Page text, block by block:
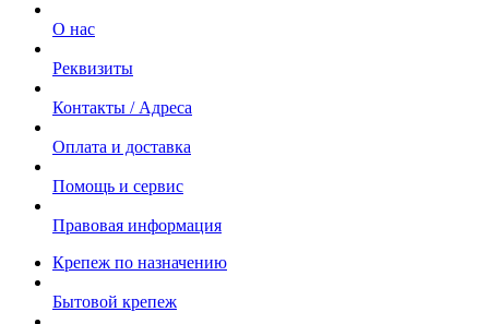
О нас
Реквизиты
Контакты / Адреса
Оплата и доставка
Помощь и сервис
Правовая информация
Крепеж по назначению
Бытовой крепеж